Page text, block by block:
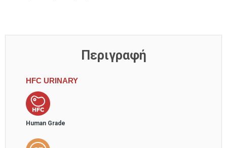
Περιγραφή
HFC URINARY
Human Grade